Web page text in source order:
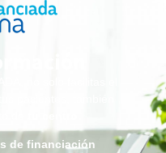
no solo facilitas el
pacientes, también
de
de financiación